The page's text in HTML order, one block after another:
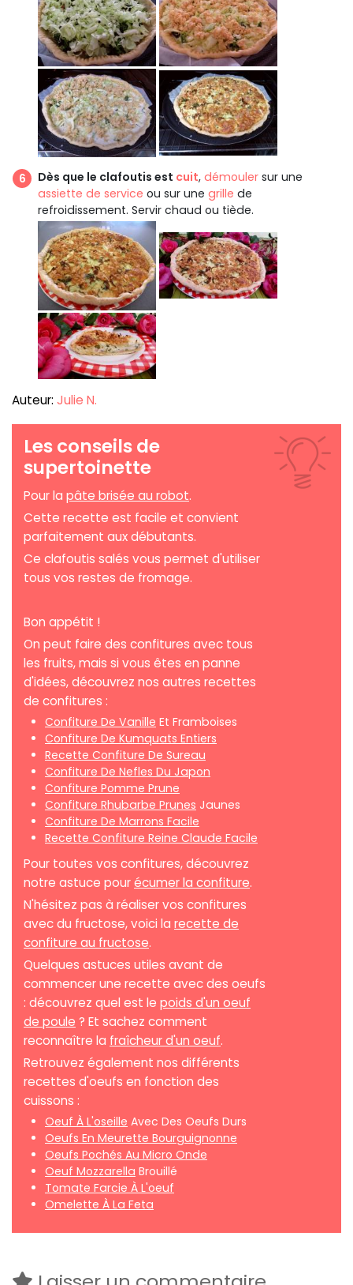
Dès que le clafoutis est cuit, démouler sur une
assiette de service ou sur une grille de
refroidissement. Servir chaud ou tiède.
Auteur: Julie N.
Les conseils de
supertoinette
Pour la pâte brisée au robot.
Cette recette est facile et convient
parfaitement aux débutants.
Ce clafoutis salés vous permet d'utiliser
tous vos restes de fromage.
Bon appétit !
On peut faire des confitures avec tous
les fruits, mais si vous êtes en panne
d'idées, découvrez nos autres recettes
de confitures :
Confiture De Vanille Et Framboises
Confiture De Kumquats Entiers
Recette Confiture De Sureau
Confiture De Nefles Du Japon
Confiture Pomme Prune
Confiture Rhubarbe Prunes Jaunes
Confiture De Marrons Facile
Recette Confiture Reine Claude Facile
Pour toutes vos confitures, découvrez
notre astuce pourécumer la confiture.
N'hésitez pas à réaliser vos confitures
avec du fructose, voici la recette de
confiture au fructose.
Quelques astuces utiles avant de
commencer une recette avec des oeufs
: découvrez quel est le poids d'un oeuf
de poule ? Et sachez comment
reconnaître la fraîcheur d'un oeuf.
Retrouvez également nos différents
recettes d'oeufs en fonction des
cuissons :
Oeuf À L'oseille Avec Des Oeufs Durs
Oeufs En Meurette Bourguignonne
Oeufs Pochés Au Micro Onde
Oeuf Mozzarella Brouillé
Tomate Farcie À L'oeuf
Omelette À La Feta